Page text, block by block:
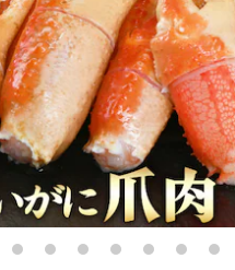
2 3 4 5 6 7 8